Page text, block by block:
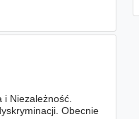
Niezależność.
Obecnie